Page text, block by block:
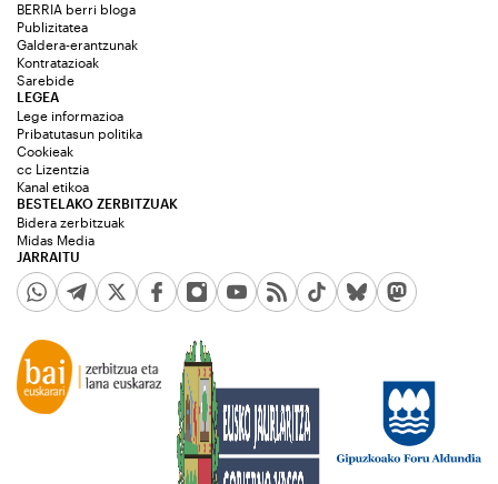
BERRIA berri bloga
Publizitatea
Galdera-erantzunak
Kontratazioak
Sarebide
JARRAITU
LEGEA
Lege informazioa
Pribatutasun politika
Cookieak
cc Lizentzia
Kanal etikoa
BESTELAKO ZERBITZUAK
Bidera zerbitzuak
Midas Media